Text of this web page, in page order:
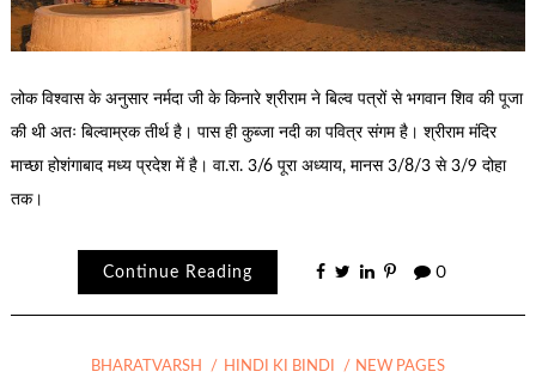
लोक विश्वास के अनुसार नर्मदा जी के किनारे श्रीराम ने बिल्व पत्रों से भगवान शिव की पूजा
की थी अतः बिल्वाम्रक तीर्थ है। पास ही कुब्जा नदी का पवित्र संगम है। श्रीराम मंदिर
माच्छा होशंगाबाद मध्य प्रदेश में है। वा.रा. 3/6 पूरा अध्याय, मानस 3/8/3 से 3/9 दोहा
तक।
Continue Reading 0
BHARATVARSH HINDI KI BINDI NEW PAGES